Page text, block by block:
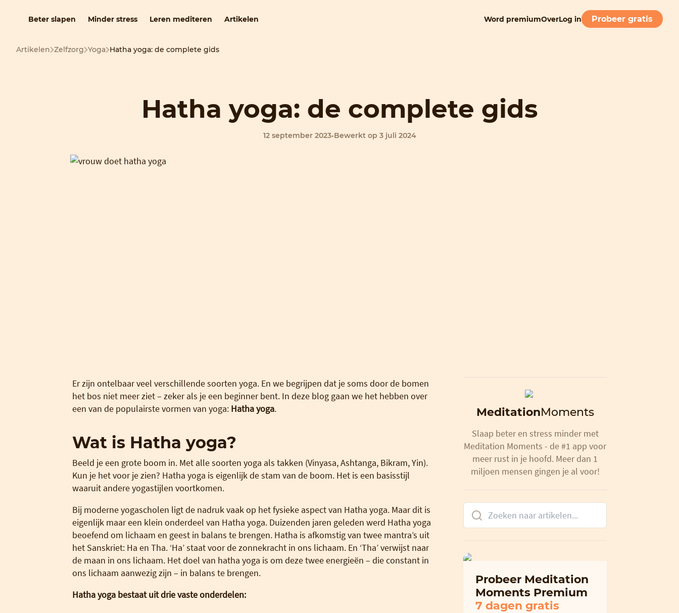
Beter slapen Minder stress Leren mediteren Artikelen Word premiumOverLog in Probeer gratis
Artikelen Zelfzorg Yoga Hatha yoga: de complete gids
Hatha yoga: de complete gids
12 september 2023•Bewerkt op 3 juli 2024
Er zijn ontelbaar veel verschillende soorten yoga. En we begrijpen dat je soms door de bomen
het bos niet meer ziet – zeker als je een beginner bent. In deze blog gaan we het hebben over
een van de populairste vormen van yoga: Hatha yoga.
Wat is Hatha yoga?
Beeld je een grote boom in. Met alle soorten yoga als takken (Vinyasa, Ashtanga, Bikram, Yin).
Kun je het voor je zien? Hatha yoga is eigenlijk de stam van de boom. Het is een basisstijl
waaruit andere yogastijlen voortkomen.
Bij moderne yogascholen ligt de nadruk vaak op het fysieke aspect van Hatha yoga. Maar dit is
eigenlijk maar een klein onderdeel van Hatha yoga. Duizenden jaren geleden werd Hatha yoga
beoefend om lichaam en geest in balans te brengen. Hatha is afkomstig van twee mantra’s uit
het Sanskriet: Ha en Tha. ‘Ha’ staat voor de zonnekracht in ons lichaam. En ‘Tha’ verwijst naar
de maan in ons lichaam. Het doel van hatha yoga is om deze twee energieën – die constant in
ons lichaam aanwezig zijn – in balans te brengen.
Hatha yoga bestaat uit drie vaste onderdelen:
MeditationMoments
Slaap beter en stress minder met
Meditation Moments - de #1 app voor
meer rust in je hoofd. Meer dan 1
miljoen mensen gingen je al voor!
Probeer Meditation
Moments Premium
7 dagen gratis